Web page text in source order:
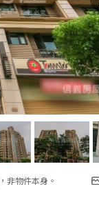
非物件本身。
2024年7月龍虎榜